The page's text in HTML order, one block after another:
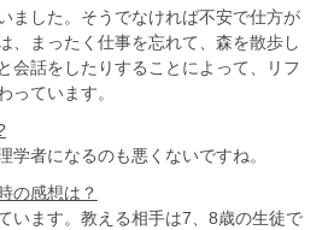
ました。そうでなければ不安で仕方が
、まったく仕事を忘れて、森を散歩し
会話をしたりすることによって、リフ
っています。
学者になるのも悪くないですね。
の感想は？
います。教える相手は7、8歳の生徒で